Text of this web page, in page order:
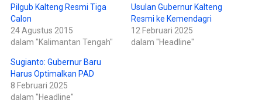
t
e
r
(
M
e
m
u
a
d
i
j
e
b
o
k
(
M
m
b
u
k
a
d
Pilgub Kalteng Resmi Tiga
Calon
24 Agustus 2015
dalam "Kalimantan Tengah"
Usulan Gubernur Kalteng
Resmi ke Kemendagri
12 Februari 2025
dalam "Headline"
Sugianto: Gubernur Baru
Harus Optimalkan PAD
8 Februari 2025
dalam "Headline"